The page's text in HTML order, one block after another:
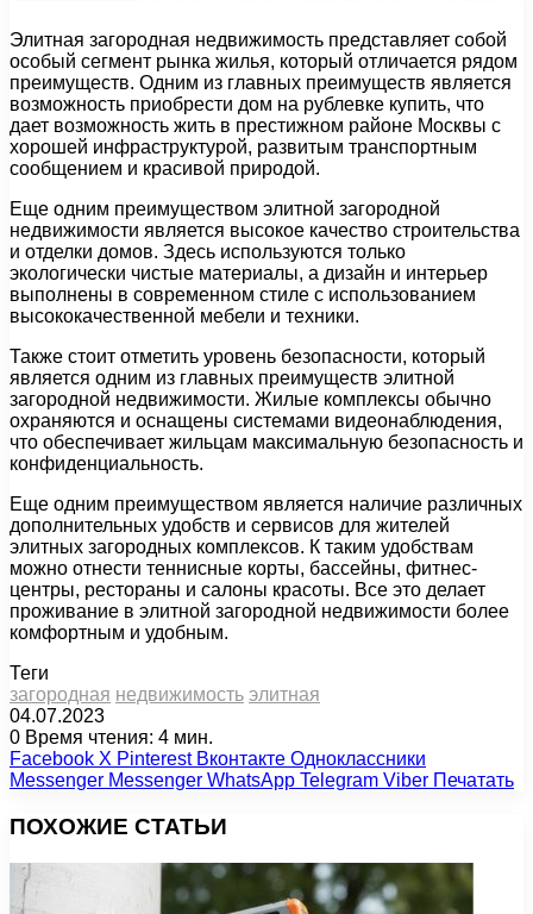
Элитная загородная недвижимость представляет собой
особый сегмент рынка жилья, который отличается рядом
преимуществ. Одним из главных преимуществ является
возможность приобрести дом на рублевке купить, что
дает возможность жить в престижном районе Москвы с
хорошей инфраструктурой, развитым транспортным
сообщением и красивой природой.
Еще одним преимуществом элитной загородной
недвижимости является высокое качество строительства
и отделки домов. Здесь используются только
экологически чистые материалы, а дизайн и интерьер
выполнены в современном стиле с использованием
высококачественной мебели и техники.
Также стоит отметить уровень безопасности, который
является одним из главных преимуществ элитной
загородной недвижимости. Жилые комплексы обычно
охраняются и оснащены системами видеонаблюдения,
что обеспечивает жильцам максимальную безопасность и
конфиденциальность.
Еще одним преимуществом является наличие различных
дополнительных удобств и сервисов для жителей
элитных загородных комплексов. К таким удобствам
можно отнести теннисные корты, бассейны, фитнес-
центры, рестораны и салоны красоты. Все это делает
проживание в элитной загородной недвижимости более
комфортным и удобным.
Теги
загородная недвижимость элитная
04.07.2023
0 Время чтения: 4 мин.
Facebook X Pinterest Вконтакте Одноклассники
Messenger Messenger WhatsApp Telegram Viber Печатать
ПОХОЖИЕ СТАТЬИ